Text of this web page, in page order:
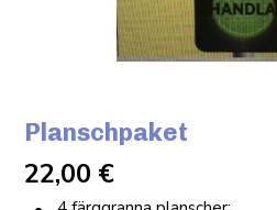
Planschpaket
22,00 €